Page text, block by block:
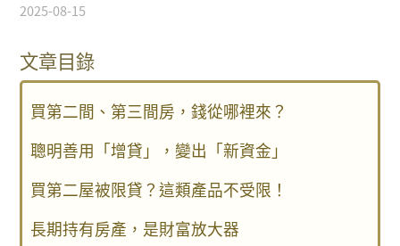
2025-08-15
文章目錄
買第二間、第三間房，錢從哪裡來？
聰明善用「增貸」，變出「新資金」
買第二屋被限貸？這類產品不受限！
長期持有房產，是財富放大器